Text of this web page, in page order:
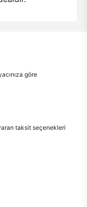
göre
taksit seçenekleri